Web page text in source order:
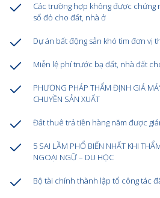
Các trường hợp không được chứng
sổ đỏ cho đất, nhà ở
Dự án bất động sản khó tìm đơn vị
Miễn lệ phí trước bạ đất, nhà đất
PHƯƠNG PHÁP THẨM ĐỊNH GIÁ
CHUYỀN SẢN XUẤT
Đất thuê trả tiền hàng năm được
5 SAI LẦM PHỔ BIẾN NHẤT KHI
NGOẠI NGỮ – DU HỌC
Bộ tài chính thành lập tổ công tác